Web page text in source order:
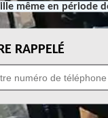
même en période
RAPPELÉ